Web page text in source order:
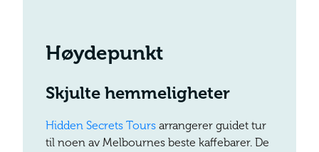
Høydepunkt
Skjulte hemmeligheter
Hidden Secrets Tours arrangerer guidet tur
til noen av Melbournes beste kaffebarer. De